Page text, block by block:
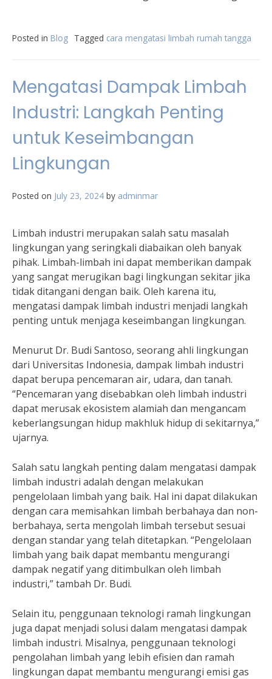
Posted in Blog Tagged cara mengatasi limbah rumah tangga
Mengatasi Dampak Limbah
Industri: Langkah Penting
untuk Keseimbangan
Lingkungan
Posted on July 23, 2024 by adminmar
Limbah industri merupakan salah satu masalah
lingkungan yang seringkali diabaikan oleh banyak
pihak. Limbah-limbah ini dapat memberikan dampak
yang sangat merugikan bagi lingkungan sekitar jika
tidak ditangani dengan baik. Oleh karena itu,
mengatasi dampak limbah industri menjadi langkah
penting untuk menjaga keseimbangan lingkungan.
Menurut Dr. Budi Santoso, seorang ahli lingkungan
dari Universitas Indonesia, dampak limbah industri
dapat berupa pencemaran air, udara, dan tanah.
“Pencemaran yang disebabkan oleh limbah industri
dapat merusak ekosistem alamiah dan mengancam
keberlangsungan hidup makhluk hidup di sekitarnya,”
ujarnya.
Salah satu langkah penting dalam mengatasi dampak
limbah industri adalah dengan melakukan
pengelolaan limbah yang baik. Hal ini dapat dilakukan
dengan cara memisahkan limbah berbahaya dan non-
berbahaya, serta mengolah limbah tersebut sesuai
dengan standar yang telah ditetapkan. “Pengelolaan
limbah yang baik dapat membantu mengurangi
dampak negatif yang ditimbulkan oleh limbah
industri,” tambah Dr. Budi.
Selain itu, penggunaan teknologi ramah lingkungan
juga dapat menjadi solusi dalam mengatasi dampak
limbah industri. Misalnya, penggunaan teknologi
pengolahan limbah yang lebih efisien dan ramah
lingkungan dapat membantu mengurangi emisi gas